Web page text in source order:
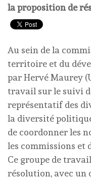
la proposition de
Au sein de la
territoire et du
par Hervé Maurey
travail sur le suivi
représentatif des
la diversité politique
de coordonner les
les commissions et
Ce groupe de
résolution, avec un